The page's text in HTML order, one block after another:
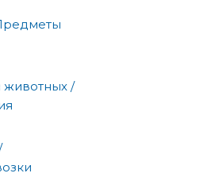
животных /